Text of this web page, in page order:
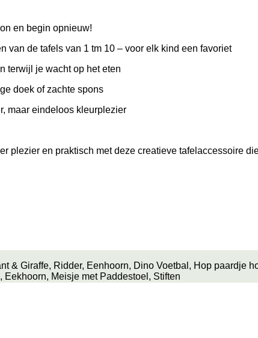
en begin opnieuw!
van de tafels van 1 tm 10 – voor elk kind een favoriet
terwijl je wacht op het eten
doek of zachte spons
maar eindeloos kleurplezier
plezier en praktisch met deze creatieve tafelaccessoire
& Giraffe, Ridder, Eenhoorn, Dino Voetbal, Hop paardje
Meisje met Paddestoel, Stiften